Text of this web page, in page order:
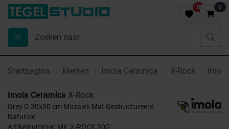
0 0
Startpagina Merken Imola Ceramica X-Rock
Imola Ceramica X-Rock
Grey G 30x30 cm Mozaiek Mat Gestructureerd
Naturale
Artikelnummer: MK.X-ROCK 30G